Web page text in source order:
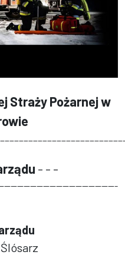
Straży Pożarnej w
- - -